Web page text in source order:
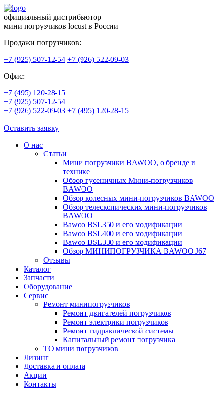
официальный дистрибьютор
мини погрузчиков locust в России
Продажи погрузчиков:
+7 (925) 507-12-54 +7 (926) 522-09-03
Офис:
+7 (495) 120-28-15
+7 (925) 507-12-54
+7 (926) 522-09-03 +7 (495) 120-28-15
Оставить заявку
О нас
Статьи
Мини погрузчики BAWOO, о бренде и
технике
Обзор гусеничных Мини-погрузчиков
BAWOO
Обзор колесных мини-погрузчиков BAWOO
Обзор телескопических мини-погрузчиков
BAWOO
Bawoo BSL350 и его модификации
Bawoo BSL400 и его модификации
Bawoo BSL330 и его модификации
Обзор МИНИПОГРУЗЧИКА BAWOO J67
Отзывы
Каталог
Запчасти
Оборудование
Сервис
Ремонт минипогрузчиков
Ремонт двигателей погрузчиков
Ремонт электрики погрузчиков
Ремонт гидравлической системы
Капитальный ремонт погрузчика
ТО мини погрузчиков
Лизинг
Доставка и оплата
Акции
Контакты